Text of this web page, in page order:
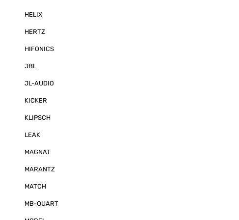
HELIX
HERTZ
HIFONICS
JBL
JL-AUDIO
KICKER
KLIPSCH
LEAK
MAGNAT
MARANTZ
MATCH
MB-QUART